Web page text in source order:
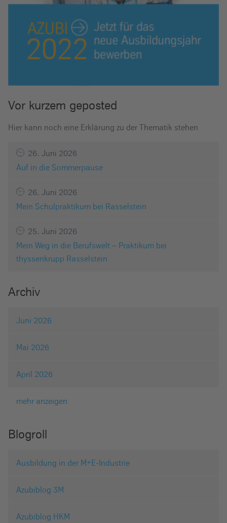
Vor kurzem geposted
Hier kann noch eine Erklärung zu der Thematik stehen
26. Juni 2026
Auf in die Sommerpause
26. Juni 2026
Mein Schulpraktikum bei Rasselstein
25. Juni 2026
Mein Weg in die Berufswelt – Praktikum bei
thyssenkrupp Rasselstein
Archiv
Juni 2026
Mai 2026
April 2026
mehr anzeigen
Blogroll
Ausbildung in der M+E-Industrie
Azubiblog 3M
Azubiblog HKM